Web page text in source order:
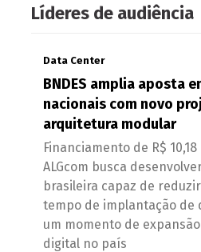
Líderes de audiência
Data Center
BNDES amplia aposta
nacionais com novo
arquitetura modular
Financiamento de R$
ALGcom busca
brasileira capaz de
tempo de implantação de
um momento de
digital no país